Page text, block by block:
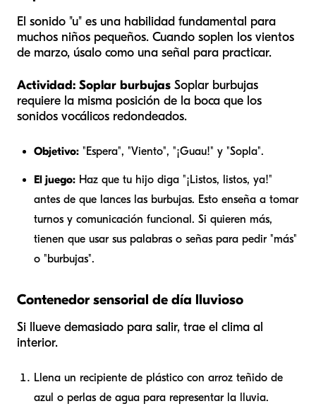
El sonido "u" es una habilidad fundamental para
muchos niños pequeños. Cuando soplen los vientos
de marzo, úsalo como una señal para practicar.
Actividad: Soplar burbujas Soplar burbujas
requiere la misma posición de la boca que los
sonidos vocálicos redondeados.
Objetivo: "Espera", "Viento", "¡Guau!" y "Sopla".
El juego: Haz que tu hijo diga "¡Listos, listos, ya!"
antes de que lances las burbujas. Esto enseña a tomar
turnos y comunicación funcional. Si quieren más,
tienen que usar sus palabras o señas para pedir "más"
o "burbujas".
Contenedor sensorial de día lluvioso
Si llueve demasiado para salir, trae el clima al
interior.
Llena un recipiente de plástico con arroz teñido de
azul o perlas de agua para representar la lluvia.